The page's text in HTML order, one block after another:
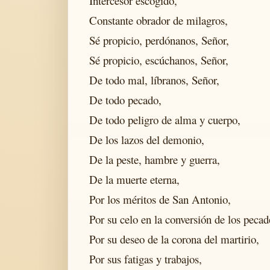
Constante obrador de milagros,
Sé propicio, perdónanos, Señor,
Sé propicio, escúchanos, Señor,
De todo mal, líbranos, Señor,
De todo pecado,
De todo peligro de alma y cuerpo,
De los lazos del demonio,
De la peste, hambre y guerra,
De la muerte eterna,
Por los méritos de San Antonio,
Por su celo en la conversión de los
Por su deseo de la corona del martirio,
Por sus fatigas y trabajos,